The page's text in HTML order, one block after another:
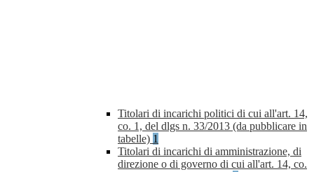
Titolari di incarichi politici di cui all'art. 14,
co. 1, del dlgs n. 33/2013 (da pubblicare in
tabelle) 1
Titolari di incarichi di amministrazione, di
direzione o di governo di cui all'art. 14, co.